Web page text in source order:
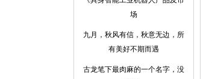
场
九月，秋风有信，秋意无边，所
有美好不期而遇
古龙笔下最肉麻的一个名字，没